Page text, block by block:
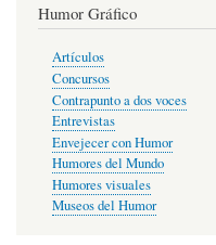
Humor Gráfico
Artículos
Concursos
Contrapunto a dos voces
Entrevistas
Envejecer con Humor
Humores del Mundo
Humores visuales
Museos del Humor